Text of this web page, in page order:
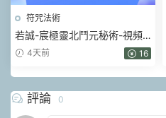
符咒法術
若誠-宸極靈北鬥元秘術-視頻-
文檔pdf
4天前 16
評論 0